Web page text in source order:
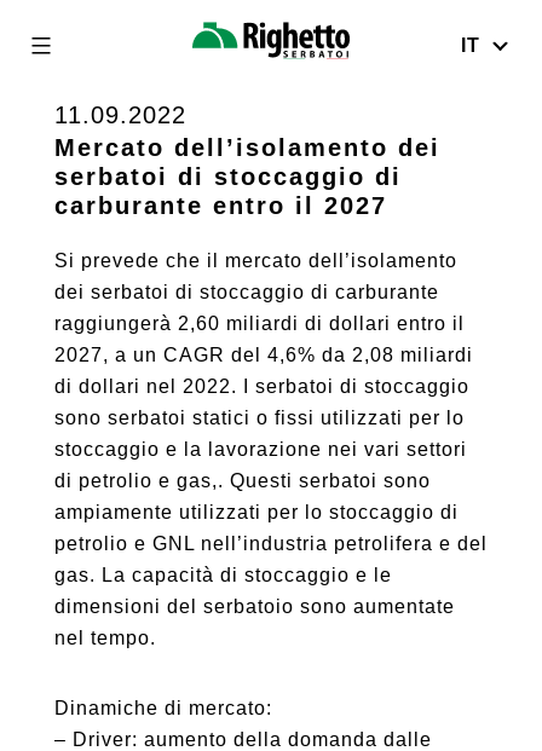
content
Righetto
IT
11.09.2022
Mercato dell’isolamento dei
serbatoi di stoccaggio di
carburante entro il 2027
Si prevede che il mercato dell’isolamento
dei serbatoi di stoccaggio di carburante
raggiungerà 2,60 miliardi di dollari entro il
2027, a un CAGR del 4,6% da 2,08 miliardi
di dollari nel 2022. I serbatoi di stoccaggio
sono serbatoi statici o fissi utilizzati per lo
stoccaggio e la lavorazione nei vari settori
di petrolio e gas,. Questi serbatoi sono
ampiamente utilizzati per lo stoccaggio di
petrolio e GNL nell’industria petrolifera e del
gas. La capacità di stoccaggio e le
dimensioni del serbatoio sono aumentate
nel tempo.
Dinamiche di mercato:
– Driver: aumento della domanda dalle